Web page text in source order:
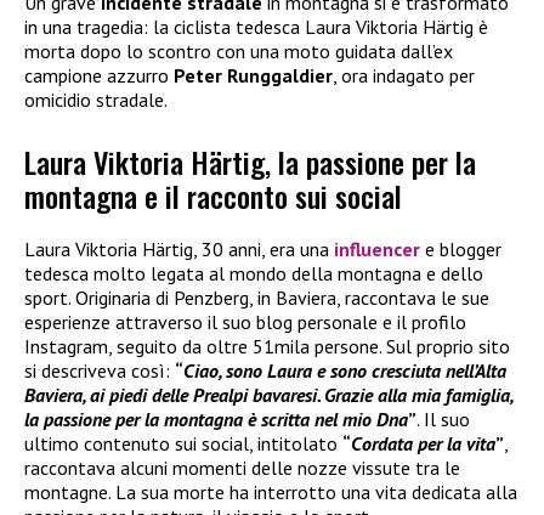
in una tragedia: la ciclista tedesca Laura Viktoria Härtig è
morta dopo lo scontro con una moto guidata dall’ex
campione azzurro Peter Runggaldier, ora indagato per
omicidio stradale.
Laura Viktoria Härtig, la passione per la
montagna e il racconto sui social
Laura Viktoria Härtig, 30 anni, era una influencer e blogger
tedesca molto legata al mondo della montagna e dello
sport. Originaria di Penzberg, in Baviera, raccontava le sue
esperienze attraverso il suo blog personale e il profilo
Instagram, seguito da oltre 51mila persone. Sul proprio sito
si descriveva così: “Ciao, sono Laura e sono cresciuta nell’Alta
Baviera, ai piedi delle Prealpi bavaresi. Grazie alla mia famiglia,
la passione per la montagna è scritta nel mio Dna”. Il suo
ultimo contenuto sui social, intitolato “Cordata per la vita”
raccontava alcuni momenti delle nozze vissute tra le
montagne. La sua morte ha interrotto una vita dedicata alla